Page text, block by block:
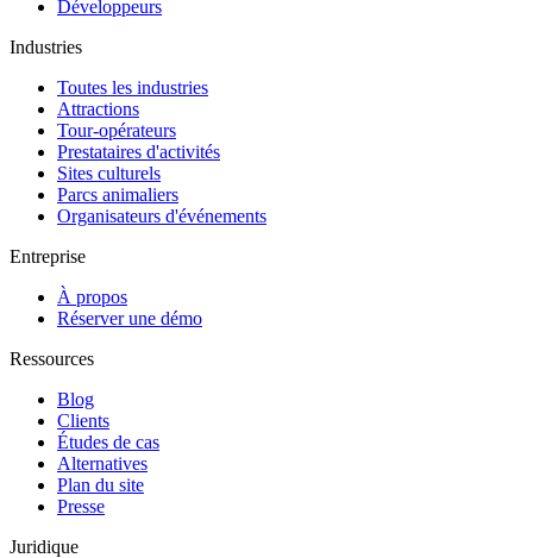
Développeurs
Industries
Toutes les industries
Attractions
Tour-opérateurs
Prestataires d'activités
Sites culturels
Parcs animaliers
Organisateurs d'événements
Entreprise
À propos
Réserver une démo
Ressources
Blog
Clients
Études de cas
Alternatives
Plan du site
Presse
Juridique